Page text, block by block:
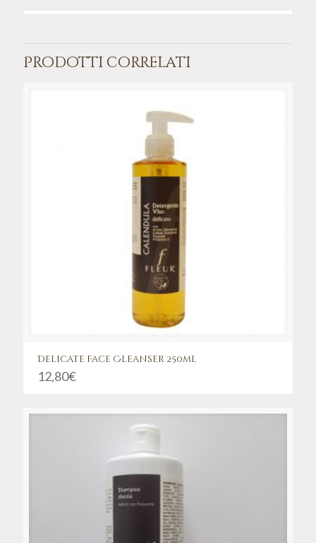
Prodotti correlati
Delicate Face Cleanser 250ml
12,80€